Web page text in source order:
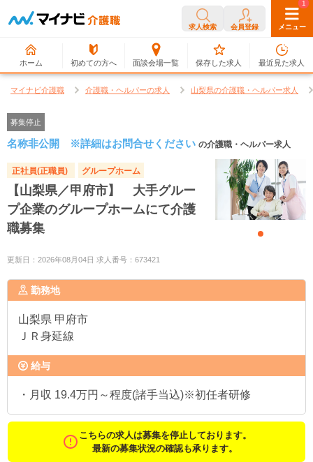
求人検索 会員登録 メニュー
ホーム 初めての方へ 面談会場一覧
0
保存した求人
1
最近見た求人
マイナビ介護職 介護職・ヘルパーの求人 山梨県の介護職・ヘルパー求人
募集停止
名称非公開 ※詳細はお問合せください の介護職・ヘルパー求人
正社員(正職員) グループホーム
【山梨県／甲府市】 大手グルー
プ企業のグループホームにて介護
職募集
更新日：2026年08月04日 求人番号：673421
勤務地
山梨県 甲府市
ＪＲ身延線
給与
・月収 19.4万円～程度(諸手当込)※初任者研修
こちらの求人は募集を停止しております。
最新の募集状況の確認も承ります。